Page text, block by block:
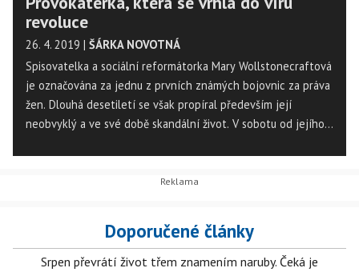
revoluce
26. 4. 2019 | ŠÁRKA NOVOTNÁ
Spisovatelka a sociální reformátorka Mary Wollstonecraftová
je označována za jednu z prvních známých bojovnic za práva
žen. Dlouhá desetiletí se však propíral především její
neobvyklý a ve své době skandální život. V sobotu od jejího
Doporučené články
Srpen převrátí život třem znamením naruby. Čeká je